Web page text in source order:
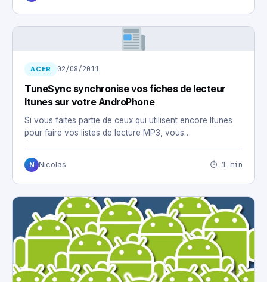
ACER 02/08/2011
TuneSync synchronise vos fiches de lecteur
Itunes sur votre AndroPhone
Si vous faites partie de ceux qui utilisent encore Itunes
pour faire vos listes de lecture MP3, vous…
N Nicolas ⏱ 1 min